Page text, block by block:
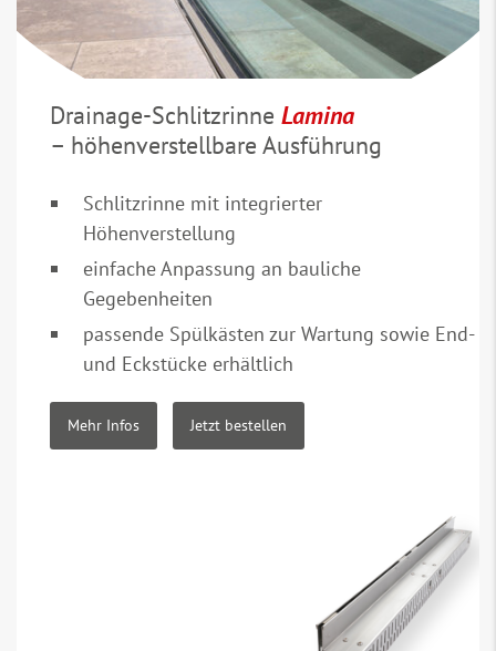
auch Doppelschlitzroste zur Aufnahme von
Steinschalen zur Wahl. Sollen die
Entwässerungssysteme zudem befahrbar sein, bieten
wir unsere Schlitz- und Doppelschlitzrinnen auch in
Schwerlastausführung, in Anlehnung an die
Drainage-Schlitzrinne Lamina
– höhenverstellbare Ausführung
Schlitzrinne mit integrierter
Höhenverstellung
einfache Anpassung an bauliche
Gegebenheiten
passende Spülkästen zur Wartung sowie End-
und Eckstücke erhältlich
Mehr Infos Jetzt bestellen